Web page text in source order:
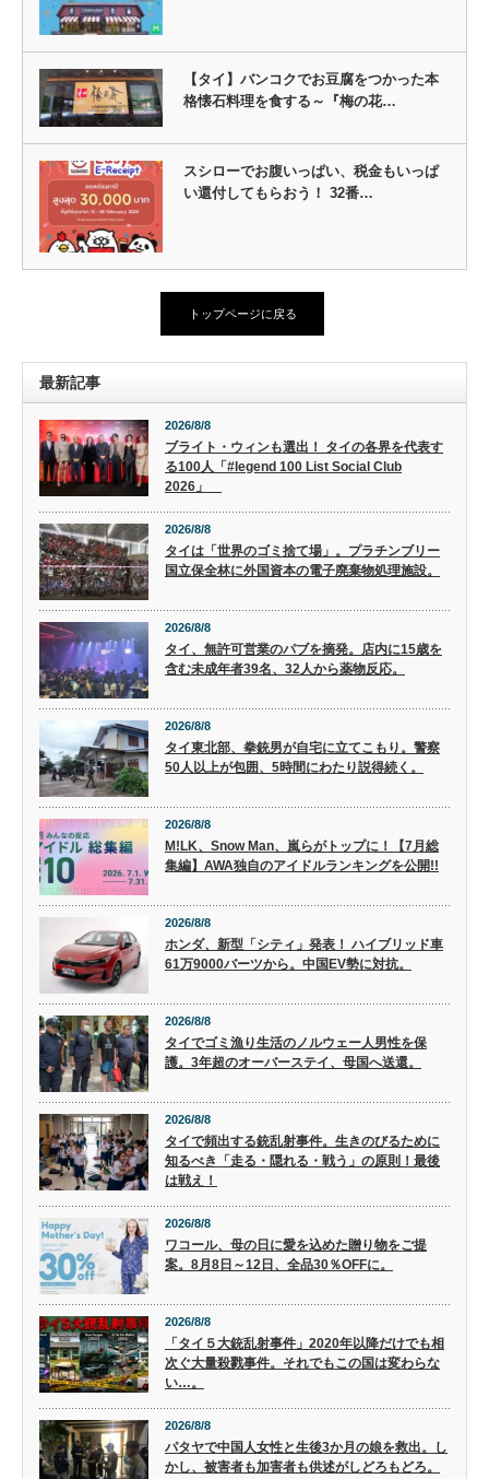
【タイ】バンコクでお豆腐をつかった本
格懐石料理を食する～『梅の花…
スシローでお腹いっぱい、税金もいっぱ
い還付してもらおう！ 32番…
トップページに戻る
最新記事
2026/8/8
ブライト・ウィンも選出！ タイの各界を代表す
る100人「#legend 100 List Social Club
2026」
2026/8/8
タイは「世界のゴミ捨て場」。プラチンブリー
国立保全林に外国資本の電子廃棄物処理施設。
2026/8/8
タイ、無許可営業のパブを摘発。店内に15歳を
含む未成年者39名、32人から薬物反応。
2026/8/8
タイ東北部、拳銃男が自宅に立てこもり。警察
50人以上が包囲、5時間にわたり説得続く。
2026/8/8
M!LK、Snow Man、嵐らがトップに！【7月総
集編】AWA独自のアイドルランキングを公開!!
2026/8/8
ホンダ、新型「シティ」発表！ ハイブリッド車
61万9000バーツから。中国EV勢に対抗。
2026/8/8
タイでゴミ漁り生活のノルウェー人男性を保
護。3年超のオーバーステイ、母国へ送還。
2026/8/8
タイで頻出する銃乱射事件。生きのびるために
知るべき「走る・隠れる・戦う」の原則！最後
は戦え！
2026/8/8
ワコール、母の日に愛を込めた贈り物をご提
案。8月8日～12日、全品30％OFFに。
2026/8/8
「タイ５大銃乱射事件」2020年以降だけでも相
次ぐ大量殺戮事件。それでもこの国は変わらな
い…。
2026/8/8
パタヤで中国人女性と生後3か月の娘を救出。し
かし、被害者も加害者も供述がしどろもどろ。